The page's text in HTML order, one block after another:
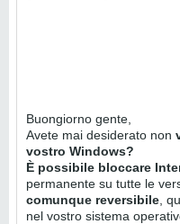
Buongiorno gente,
Avete mai desiderato non
vostro Windows?
È possibile bloccare
permanente su tutte le
comunque reversibile ,
nel vostro sistema